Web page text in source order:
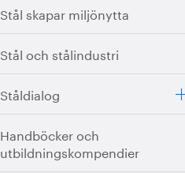
Stål skapar miljönytta
Stål och stålindustri
Ståldialog
Handböcker och
utbildningskompendier